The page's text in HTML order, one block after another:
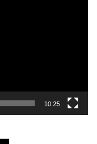
10:25